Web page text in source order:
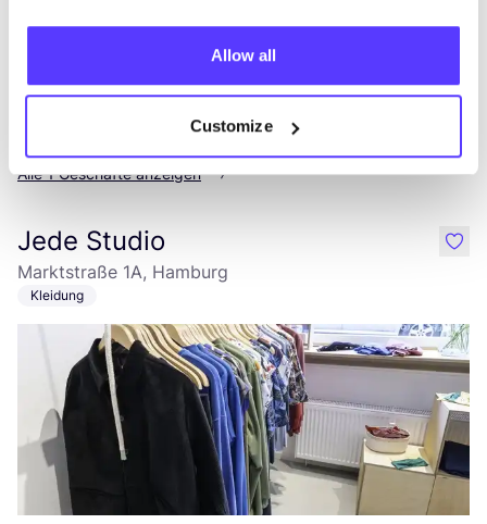
Allow all
Customize
Entdecke, wo Du Jede Studio
einkaufen kannst
Alle 1 Geschäfte anzeigen
Jede Studio
Marktstraße 1A, Hamburg
Kleidung
like